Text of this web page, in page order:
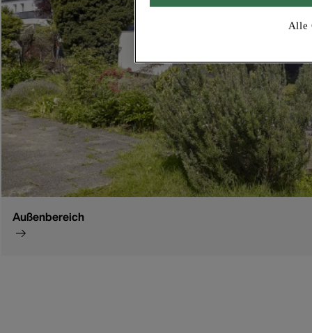
Außenbereich
Alle